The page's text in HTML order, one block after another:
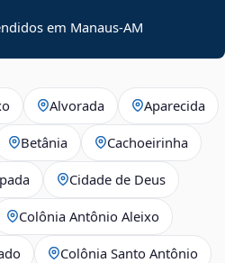
em Manaus-AM
Alvorada Aparecida
Betânia Cachoeirinha
Cidade de Deus
Colônia Antônio Aleixo
Colônia Santo Antônio